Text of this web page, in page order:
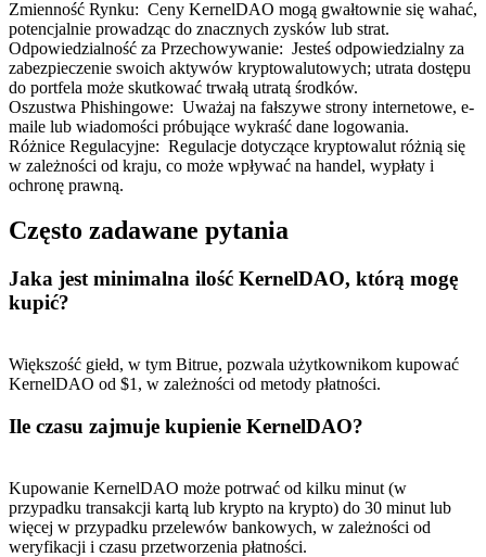
Zmienność Rynku: Ceny KernelDAO mogą gwałtownie się wahać,
potencjalnie prowadząc do znacznych zysków lub strat.
Odpowiedzialność za Przechowywanie: Jesteś odpowiedzialny za
zabezpieczenie swoich aktywów kryptowalutowych; utrata dostępu
do portfela może skutkować trwałą utratą środków.
Oszustwa Phishingowe: Uważaj na fałszywe strony internetowe, e-
maile lub wiadomości próbujące wykraść dane logowania.
Różnice Regulacyjne: Regulacje dotyczące kryptowalut różnią się
w zależności od kraju, co może wpływać na handel, wypłaty i
ochronę prawną.
Często zadawane pytania
Jaka jest minimalna ilość KernelDAO, którą mogę
kupić?
Większość giełd, w tym Bitrue, pozwala użytkownikom kupować
KernelDAO od $1, w zależności od metody płatności.
Ile czasu zajmuje kupienie KernelDAO?
Kupowanie KernelDAO może potrwać od kilku minut (w
przypadku transakcji kartą lub krypto na krypto) do 30 minut lub
więcej w przypadku przelewów bankowych, w zależności od
weryfikacji i czasu przetworzenia płatności.